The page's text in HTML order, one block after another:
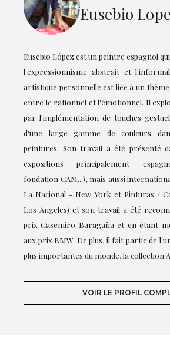
Eusebio
Eusebio López est un peintre espagnol
l'expressionnisme abstrait et
artistique personnelle est liée à un
entre le rationnel et l'émotionnel. Il
par l'implémentation de touches
d'une large gamme de couleurs
peintures. Son travail a été présenté
expositions principalement
fondation CAM...), mais aussi
La Nacional - New York et Pinturas /
Los Angeles) et son travail a été
prix Casemiro Baragaña et en étant
aux prix BMW. De plus, il fait partie de
plus importantes du monde, la collection
VOIR LE PROFIL